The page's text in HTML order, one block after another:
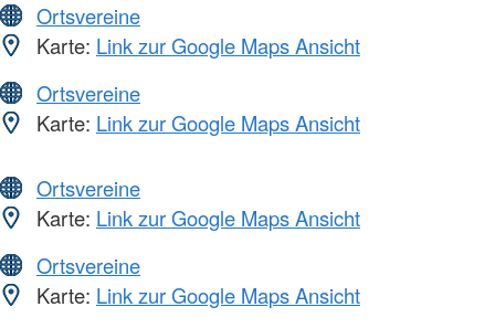
Ortsvereine
Karte: Link zur Google Maps Ansicht
Ortsvereine
Karte: Link zur Google Maps Ansicht
Ortsvereine
Karte: Link zur Google Maps Ansicht
Ortsvereine
Karte: Link zur Google Maps Ansicht